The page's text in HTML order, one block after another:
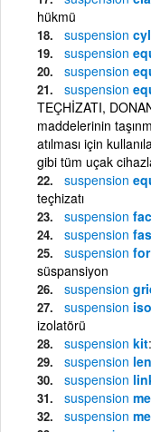
hükmü
suspension
suspension
suspension
suspension
TEÇHİZATI,
maddelerinin
atılması için
gibi tüm uçak
suspension
teçhizatı
suspension
suspension
suspension
süspansiyon
suspension
suspension
izolatörü
suspension kit
suspension
suspension
suspension
suspension